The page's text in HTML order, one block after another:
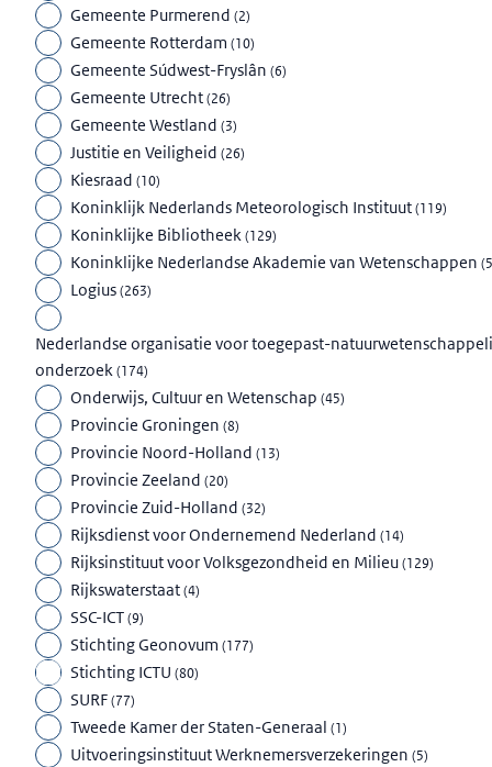
Gemeente Purmerend (2)
Gemeente Rotterdam (10)
Gemeente Súdwest-Fryslân (6)
Gemeente Utrecht(26)
Gemeente Westland (3)
Justitie en Veiligheid (26)
Kiesraad (10)
Koninklijk Nederlands Meteorologisch Instituut(119)
Koninklijke Bibliotheek(129)
Koninklijke Nederlandse Akademie van Wetenschappen (
Logius(263)
Nederlandse organisatie voor toegepast-
onderzoek(174)
Onderwijs, Cultuur en Wetenschap (45)
Provincie Groningen (8)
Provincie Noord-Holland (13)
Provincie Zeeland (20)
Provincie Zuid-Holland (32)
Rijksdienst voor Ondernemend Nederland (14)
Rijksinstituut voor Volksgezondheid en Milieu(129)
Rijkswaterstaat(4)
SSC-ICT(9)
Stichting Geonovum (177)
Stichting ICTU (80)
SURF(77)
Tweede Kamer der Staten-Generaal (1)
Uitvoeringsinstituut Werknemersverzekeringen (5)